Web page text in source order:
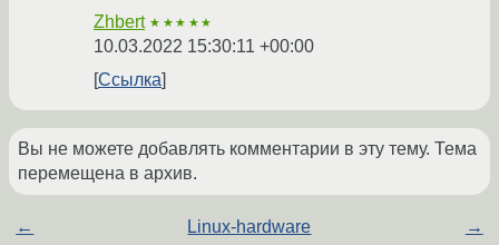
Zhbert ★★★★★
10.03.2022 15:30:11 +00:00
Ссылка
Вы не можете добавлять комментарии в эту тему. Тема
перемещена в архив.
← Linux-hardware →